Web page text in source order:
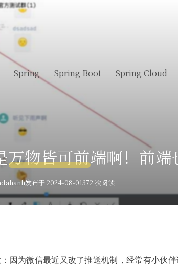
Spring Spring Boot Spring Cloud
万物皆可前端啊！前端
发布于 2024-08-01372 次阅读
因为微信最近又改了推送机制，经常有小伙